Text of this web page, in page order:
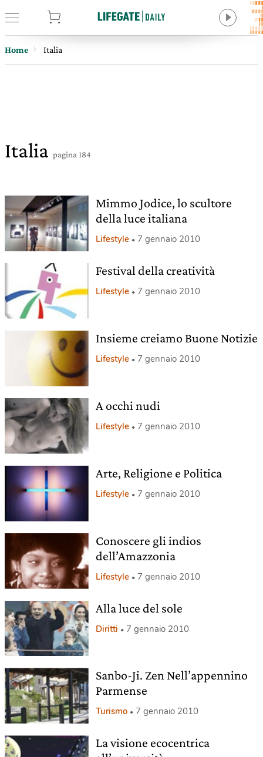
Home Italia
Italia pagina 184
Mimmo Jodice, lo scultore
della luce italiana
Lifestyle 7 gennaio 2010
Festival della creatività
Lifestyle 7 gennaio 2010
Insieme creiamo Buone Notizie
Lifestyle 7 gennaio 2010
A occhi nudi
Lifestyle 7 gennaio 2010
Arte, Religione e Politica
Lifestyle 7 gennaio 2010
Conoscere gli indios
dell’Amazzonia
Lifestyle 7 gennaio 2010
Alla luce del sole
Diritti 7 gennaio 2010
Sanbo-Ji. Zen Nell’appennino
Parmense
Turismo 7 gennaio 2010
La visione ecocentrica